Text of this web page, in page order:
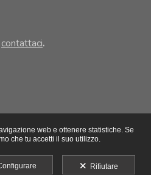
contattaci.
web e ottenere statistiche. Se
che tu accetti il suo utilizzo.
Rifiutare